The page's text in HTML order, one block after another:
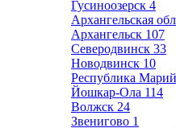
Гусиноозерск 4
Архангельская
Архангельск 107
Северодвинск 33
Новодвинск 10
Республика
Йошкар-Ола 114
Волжск 24
Звенигово 1